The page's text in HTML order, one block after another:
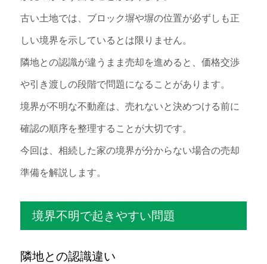
古い土地では、ブロック塀や塀の位置が必ずしも正
しい境界を示しているとは限りません。
隣地との認識が違うまま売却を進めると、価格交渉
や引き渡しの段階で問題になることがあります。
境界が不明な不動産は、売れないと決めつける前に
確認の順序を整理することが大切です。
今回は、相続した家の境界が分からない場合の売却
準備を解説します。
境界不明で起きやすい問題
隣地との認識違い